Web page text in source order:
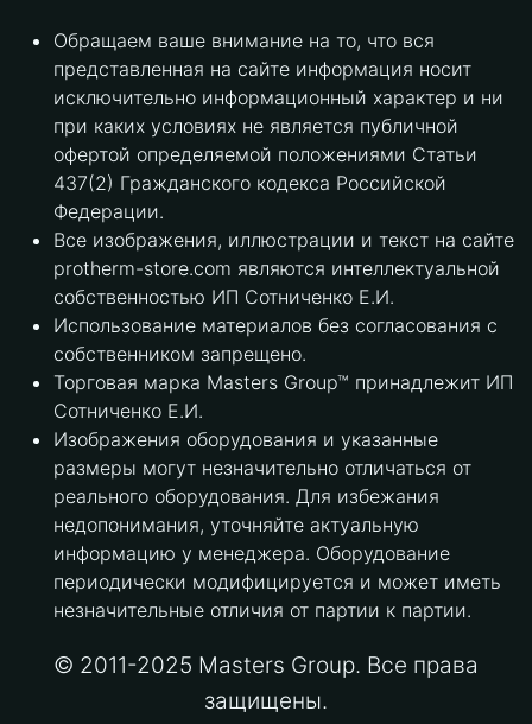
Обращаем ваше внимание на то, что вся
представленная на сайте информация носит
исключительно информационный характер и ни
при каких условиях не является публичной
офертой определяемой положениями Статьи
437(2) Гражданского кодекса Российской
Федерации.
Все изображения, иллюстрации и текст на сайте
protherm-store.com являются интеллектуальной
собственностью ИП Сотниченко Е.И.
Использование материалов без согласования с
собственником запрещено.
Торговая марка Masters Group™ принадлежит ИП
Сотниченко Е.И.
Изображения оборудования и указанные
размеры могут незначительно отличаться от
реального оборудования. Для избежания
недопонимания, уточняйте актуальную
информацию у менеджера. Оборудование
периодически модифицируется и может иметь
незначительные отличия от партии к партии.
© 2011-2025 Masters Group. Все права
защищены.